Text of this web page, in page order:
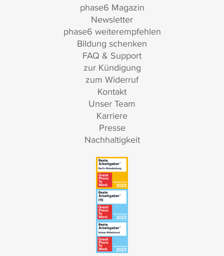
phase6 Magazin
Newsletter
phase6 weiterempfehlen
Bildung schenken
FAQ & Support
zur Kündigung
zum Widerruf
Kontakt
Unser Team
Karriere
Presse
Nachhaltigkeit